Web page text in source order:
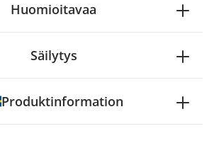
Huomioitavaa
Säilytys
Produktinformation